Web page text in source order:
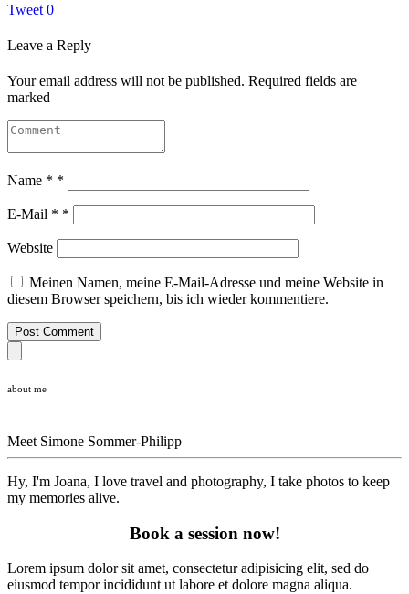
Tweet 0
Leave a Reply
Your email address will not be published. Required fields are
marked
Name * *
E-Mail * *
Website
Meinen Namen, meine E-Mail-Adresse und meine Website in
diesem Browser speichern, bis ich wieder kommentiere.
Post Comment
about me
Meet Simone Sommer-Philipp
Hy, I'm Joana, I love travel and photography, I take photos to keep
my memories alive.
Book a session now!
Lorem ipsum dolor sit amet, consectetur adipisicing elit, sed do
eiusmod tempor incididunt ut labore et dolore magna aliqua.